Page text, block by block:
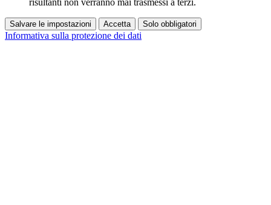
risultanti non verranno mai trasmessi a terzi.
Salvare le impostazioni Accetta Solo obbligatori
Informativa sulla protezione dei dati